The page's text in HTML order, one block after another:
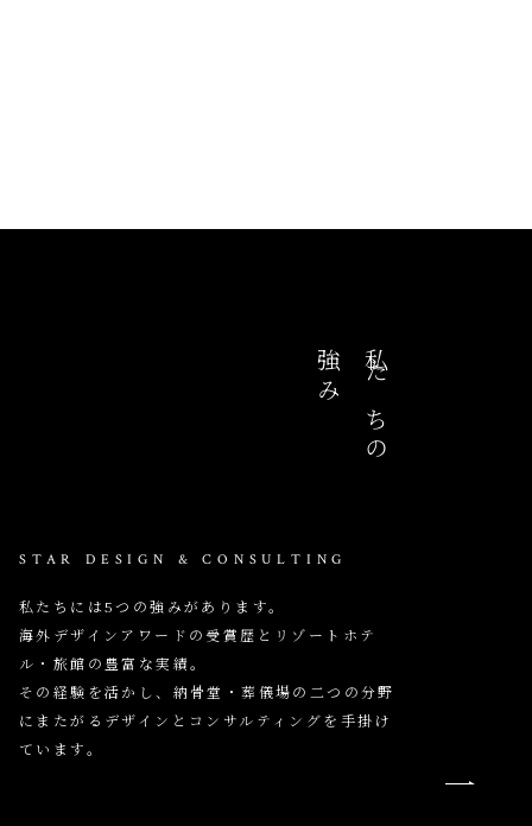
私たちの
強み
STAR DESIGN & CONSULTING
私たちには5つの強みがあります。
海外デザインアワードの受賞歴とリゾートホテ
ル・旅館の豊富な実績。
その経験を活かし、納骨堂・葬儀場の二つの分野
にまたがるデザインとコンサルティングを手掛け
ています。